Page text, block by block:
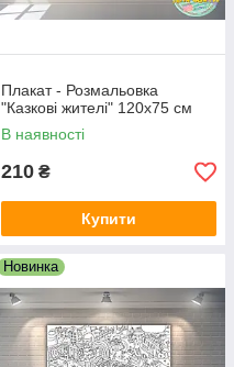
Плакат - Розмальовка
"Казкові жителі" 120х75 см
В наявності
210 ₴
Купити
Новинка